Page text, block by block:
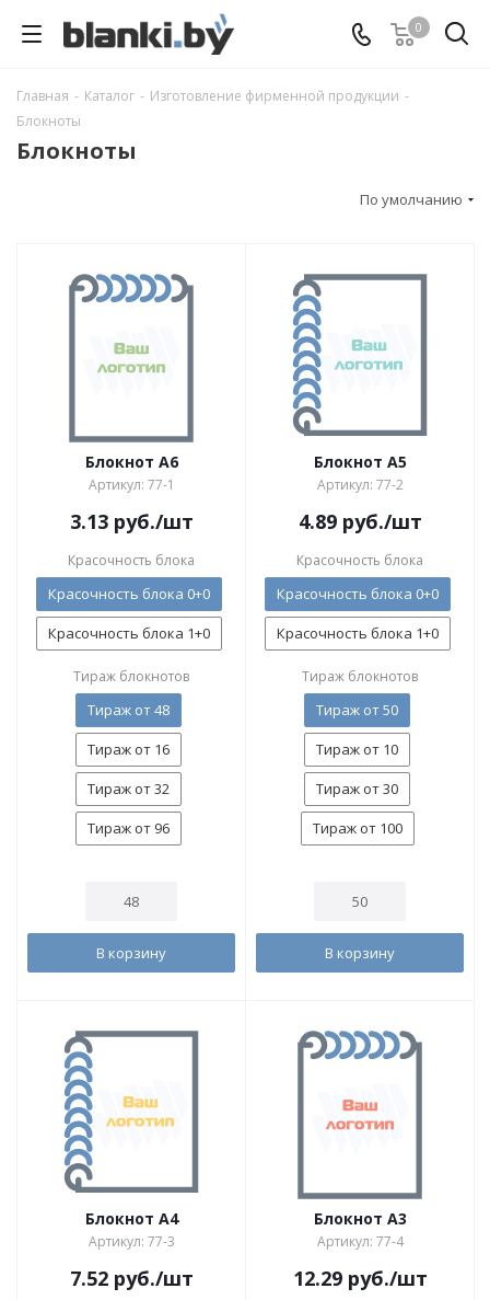
0
Главная - Каталог - Изготовление фирменной продукции -
Блокноты
Блокноты
По умолчанию
Блокнот А6
Артикул: 77-1
3.13руб./шт
Красочность блока
Красочность блока 0+0
Красочность блока 1+0
Тираж блокнотов
Тираж от 48
Тираж от 16
Тираж от 32
Тираж от 96
В корзину
Блокнот А5
Артикул: 77-2
4.89руб./шт
Красочность блока
Красочность блока 0+0
Красочность блока 1+0
Тираж блокнотов
Тираж от 50
Тираж от 10
Тираж от 30
Тираж от 100
В корзину
Блокнот А4
Артикул: 77-3
7.52руб./шт
Блокнот А3
Артикул: 77-4
12.29руб./шт